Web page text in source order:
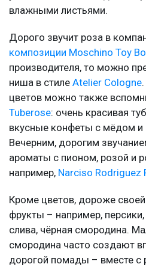
влажными листьями.
Дорого звучит роза в
композиции Moschino Toy
производителя, то можно
ниша в стиле Atelier Cologne
цветов можно также
Tuberose: очень красивая
вкусные конфеты с мёдом и
Вечерним, дорогим
ароматы с пионом, розой и
например, Narciso Rodriguez
Кроме цветов, дороже
фрукты – например,
слива, чёрная смородина.
смородина часто создают
дорогой помады – вместе с